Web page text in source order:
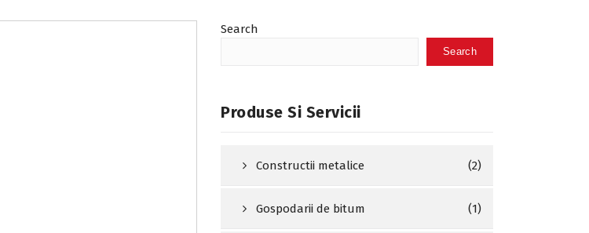
Search
Search
Produse Si Servicii
Constructii metalice (2)
Gospodarii de bitum (1)